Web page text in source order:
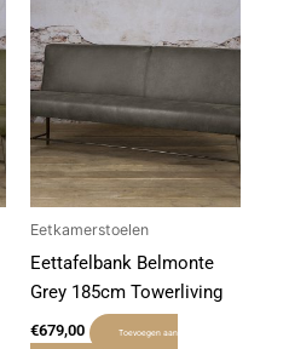
Eetkamerstoelen
Eettafelbank Belmonte
Grey 185cm Towerliving
€679,00 Toevoegen aan